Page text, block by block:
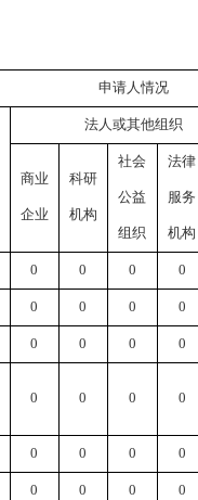
申请人情况
法人或其他组织
商业
企业
科研
机构
社会
公益
组织
法律
服务
机构
0 0 0 0
0 0 0 0
0 0 0 0
0 0 0 0
0 0 0 0
0 0 0 0